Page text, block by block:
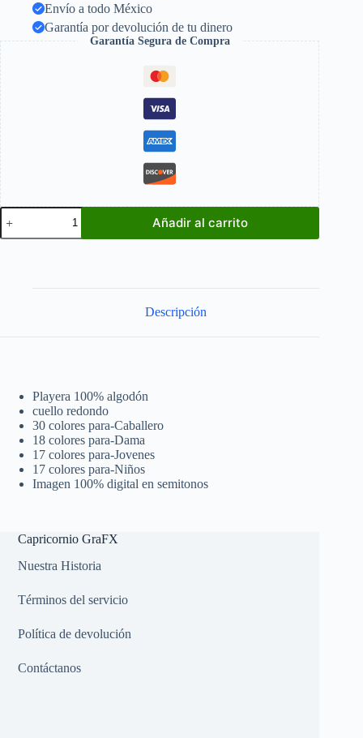
Envío a todo México
Garantía por devolución de tu dinero
Garantía Segura de Compra
Beetlejuice
Movie
cantidad
Añadir al carrito
Descripción
Playera 100% algodón
cuello redondo
30 colores para-Caballero
18 colores para-Dama
17 colores para-Jovenes
17 colores para-Niños
Imagen 100% digital en semitonos
Capricornio GraFX
Nuestra Historia
Términos del servicio
Política de devolución
Contáctanos